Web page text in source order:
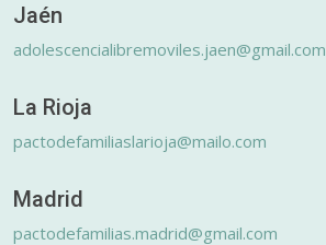
Jaén
adolescencialibremoviles.jaen@gmail.com
La Rioja
pactodefamiliaslarioja@mailo.com
Madrid
pactodefamilias.madrid@gmail.com